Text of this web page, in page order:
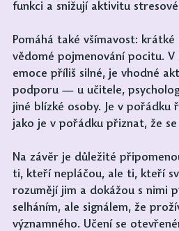
funkci a snižují aktivitu
Pomáhá také všímavost:
vědomé pojmenování pocitu. V
emoce příliš silné, je vhodné
podporu — u učitele,
jiné blízké osoby. Je v pořádku
jako je v pořádku přiznat, že
Na závěr je důležité
ti, kteří nepláčou, ale ti, kteří
rozumějí jim a dokážou s nimi
selháním, ale signálem, že
významného. Učení se